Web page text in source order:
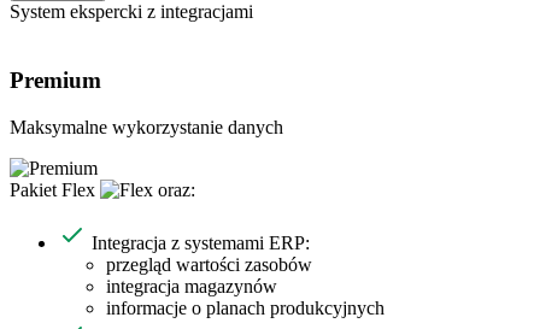
System ekspercki z integracjami
Premium
Maksymalne wykorzystanie danych
Pakiet Flex oraz:
Integracja z systemami ERP:
przegląd wartości zasobów
integracja magazynów
informacje o planach produkcyjnych